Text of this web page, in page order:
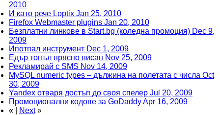
2010
И като рече Loptix Jan 25, 2010
Firefox Webmaster plugins Jan 20, 2010
Безплатни линкове в Start.bg (коледна промоция) Dec 9,
2009
Ипотпал инструмент Dec 1, 2009
Едър топъл прясно писан Nov 25, 2009
Рекламирай с SMS Nov 14, 2009
MySQL numeric types – дължина на полетата с числа Oct
30, 2009
Yandex отваря достъп до своя спелер Jul 20, 2009
Промоционални кодове за GoDaddyApr 16, 2009
«
Next »